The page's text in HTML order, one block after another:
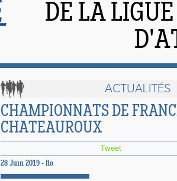
DE LA
ACTUALITÉS
CHAMPIONNATS DE
CHATEAUROUX
Tweet
28 Juin 2019 - flo